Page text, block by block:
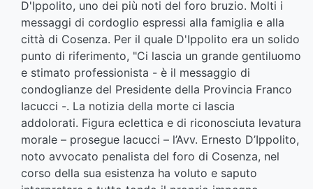
D'Ippolito, uno dei più noti del foro bruzio. Molti i
messaggi di cordoglio espressi alla famiglia e alla
città di Cosenza. Per il quale D'Ippolito era un solido
punto di riferimento, "Ci lascia un grande gentiluomo
e stimato professionista - è il messaggio di
condoglianze del Presidente della Provincia Franco
Iacucci -. La notizia della morte ci lascia
addolorati. Figura eclettica e di riconosciuta levatura
morale – prosegue Iacucci – l’Avv. Ernesto D’Ippolito,
noto avvocato penalista del foro di Cosenza, nel
corso della sua esistenza ha voluto e saputo